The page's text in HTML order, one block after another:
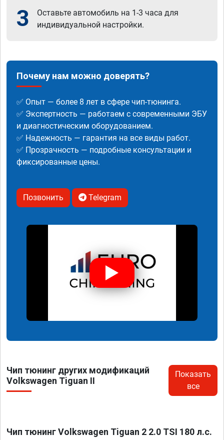
3
Оставьте автомобиль на 1-3 часа для
индивидуальной настройки.
Почему нам можно доверять?
✅ Опыт — более 8 лет в сфере чип-тюнинга.
✅ Экспертность — работаем с современными ЭБУ
и диагностическим оборудованием.
✅ Надежность — гарантия на все виды работ.
✅ Прозрачность — подробные консультации и
фиксированные цены.
Позвонить Telegram
Чип тюнинг других модификаций
Volkswagen Tiguan II
Показать
все
Чип тюнинг Volkswagen Tiguan 2 2.0 TSI 180 л.с.